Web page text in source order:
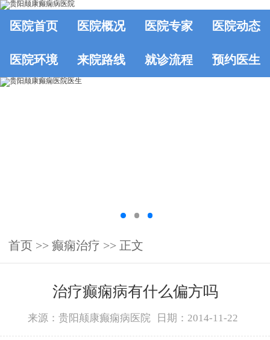
医院首页 医院概况 医院专家 医院动态
医院环境 来院路线 就诊流程 预约医生
首页 >> 癫痫治疗 >> 正文
治疗癫痫病有什么偏方吗
来源：贵阳颠康癫痫病医院 日期：2014-11-22